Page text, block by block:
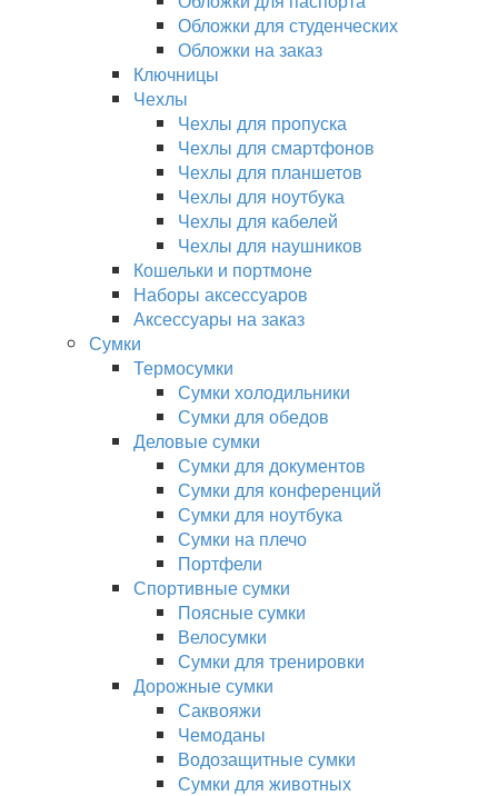
Обложки для студенческих
Обложки на заказ
Ключницы
Чехлы
Чехлы для пропуска
Чехлы для смартфонов
Чехлы для планшетов
Чехлы для ноутбука
Чехлы для кабелей
Чехлы для наушников
Кошельки и портмоне
Наборы аксессуаров
Аксессуары на заказ
Сумки
Термосумки
Сумки холодильники
Сумки для обедов
Деловые сумки
Сумки для документов
Сумки для конференций
Сумки для ноутбука
Сумки на плечо
Портфели
Спортивные сумки
Поясные сумки
Велосумки
Сумки для тренировки
Дорожные сумки
Саквояжи
Чемоданы
Водозащитные сумки
Сумки для животных